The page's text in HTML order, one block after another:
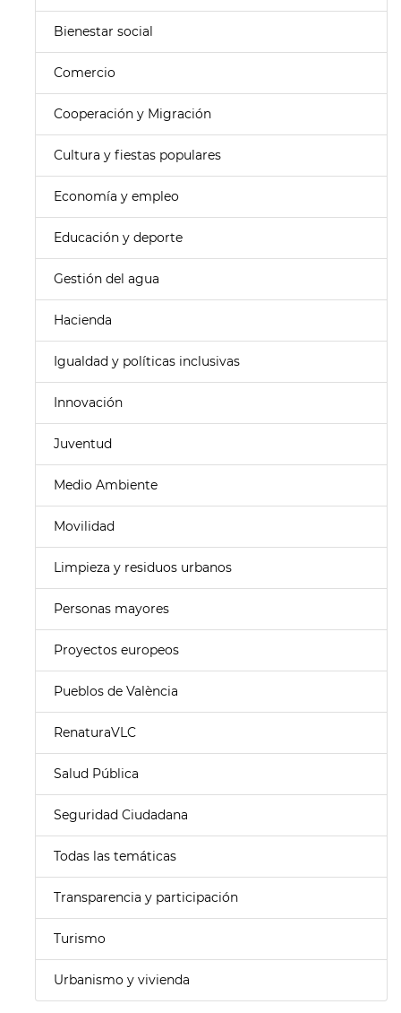
Bienestar social
Comercio
Cooperación y Migración
Cultura y fiestas populares
Economía y empleo
Educación y deporte
Gestión del agua
Hacienda
Igualdad y políticas inclusivas
Innovación
Juventud
Medio Ambiente
Movilidad
Limpieza y residuos urbanos
Personas mayores
Proyectos europeos
Pueblos de València
RenaturaVLC
Salud Pública
Seguridad Ciudadana
Todas las temáticas
Transparencia y participación
Turismo
Urbanismo y vivienda